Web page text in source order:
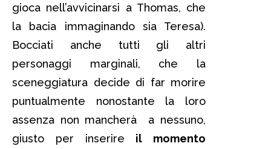
gioca nell’avvicinarsi a Thomas, che
la bacia immaginando sia Teresa).
Bocciati anche tutti gli altri
personaggi marginali, che la
sceneggiatura decide di far morire
puntualmente nonostante la loro
assenza non mancherà a nessuno,
giusto per inserire il momento